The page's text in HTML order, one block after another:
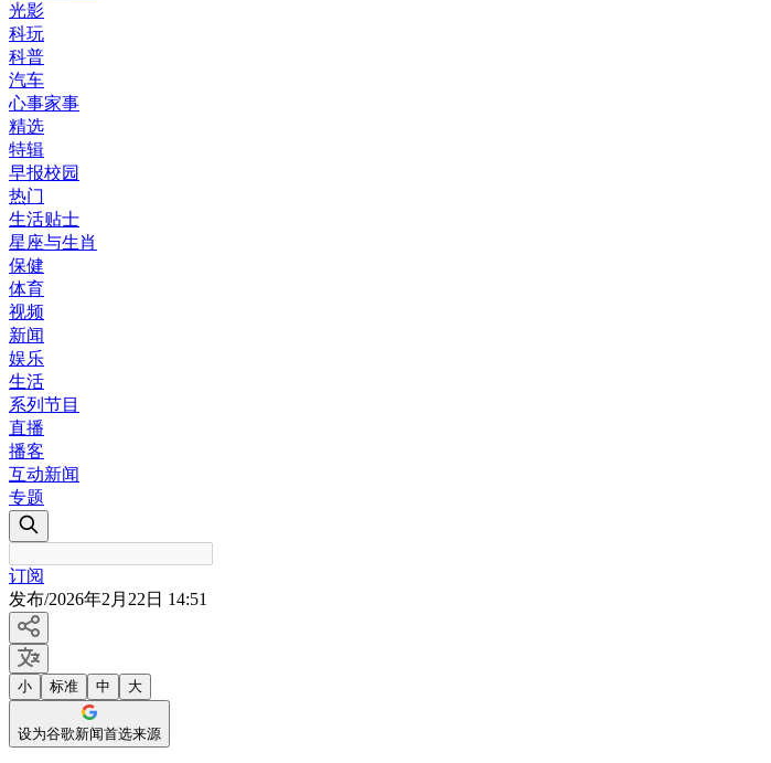
光影
科玩
科普
汽车
心事家事
精选
特辑
早报校园
热门
生活贴士
星座与生肖
保健
体育
视频
新闻
娱乐
生活
系列节目
直播
播客
互动新闻
专题
订阅
发布/2026年2月22日 14:51
小 标准 中 大
设为谷歌新闻首选来源